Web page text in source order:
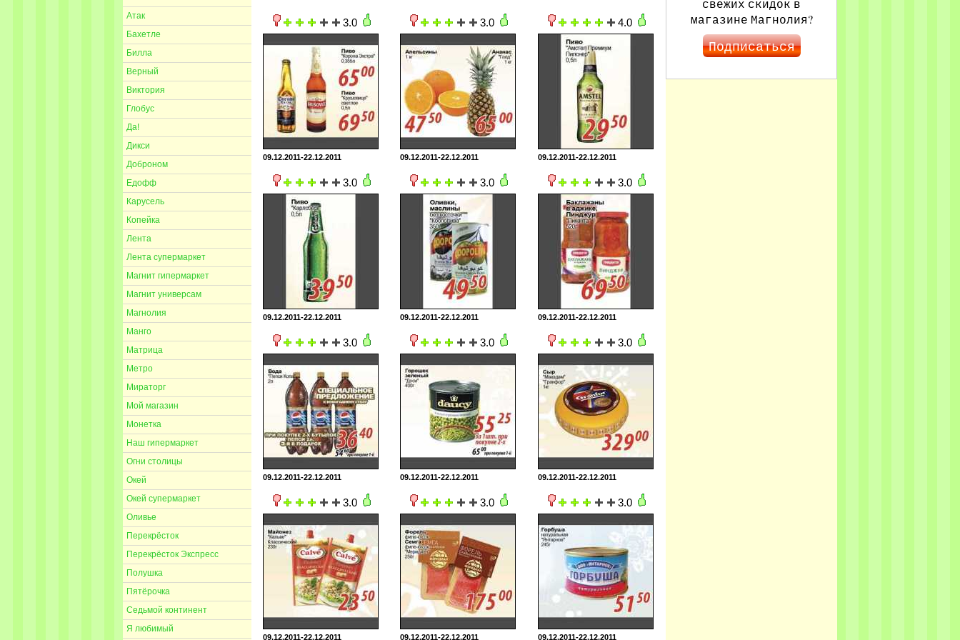
Атак
Бахетле
Билла
Верный
Виктория
Глобус
Да!
Дикси
Доброном
Едофф
Карусель
Копейка
Лента
Лента супермаркет
Магнит гипермаркет
Магнит универсам
Магнолия
Манго
Матрица
Метро
Мираторг
Мой магазин
Монетка
Наш гипермаркет
Огни столицы
Окей
Окей супермаркет
Оливье
Перекрёсток
Перекрёсток Экспресс
Полушка
Пятёрочка
Седьмой континент
Я любимый
3.0
09.12.2011-22.12.2011
3.0
09.12.2011-22.12.2011
4.0
09.12.2011-22.12.2011
3.0
09.12.2011-22.12.2011
3.0
09.12.2011-22.12.2011
3.0
09.12.2011-22.12.2011
3.0
09.12.2011-22.12.2011
3.0
09.12.2011-22.12.2011
3.0
09.12.2011-22.12.2011
3.0
09.12.2011-22.12.2011
3.0
09.12.2011-22.12.2011
3.0
09.12.2011-22.12.2011
свежих скидок в
магазине Магнолия?
Подписаться